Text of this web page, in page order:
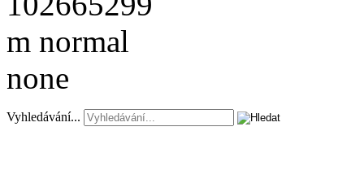
Vyhledávání...